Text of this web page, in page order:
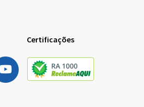
Certificações